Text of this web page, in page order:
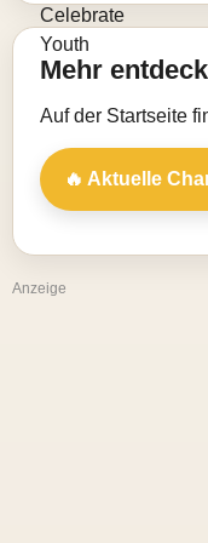
Mehr
Auf der Startseite
🔥 Aktuelle
Anzeige